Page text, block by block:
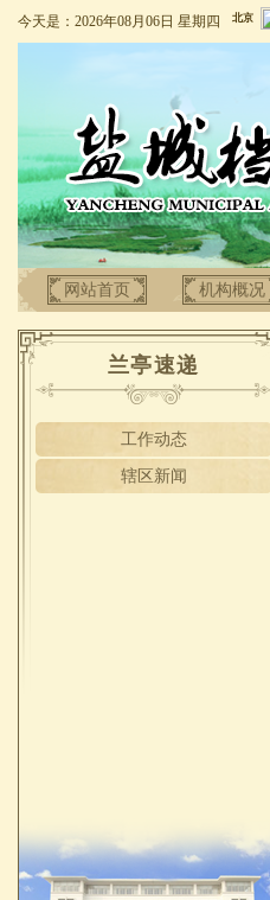
今天是：2026年08月06日 星期四
网站首页 机构概况
兰亭速递
工作动态
辖区新闻